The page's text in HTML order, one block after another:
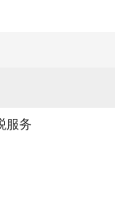
服务